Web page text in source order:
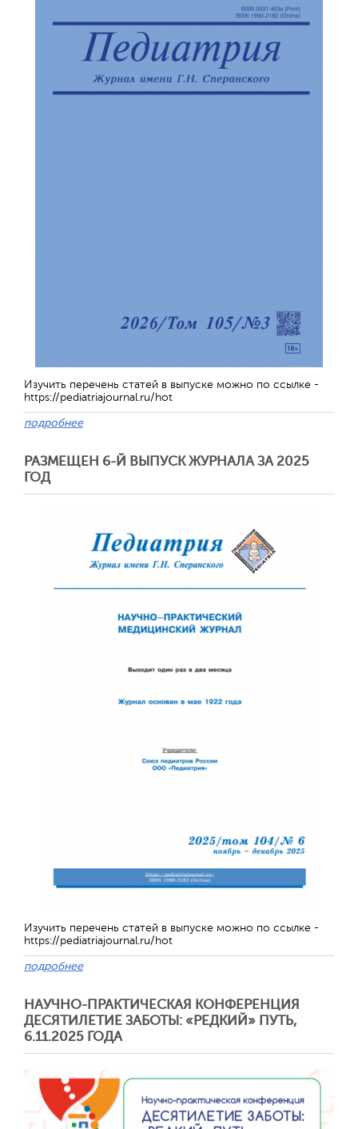
Изучить перечень статей в выпуске можно по ссылке -
https://pediatriajournal.ru/hot
подробнее
РАЗМЕЩЕН 6-Й ВЫПУСК ЖУРНАЛА ЗА 2025
ГОД
Изучить перечень статей в выпуске можно по ссылке -
https://pediatriajournal.ru/hot
подробнее
НАУЧНО-ПРАКТИЧЕСКАЯ КОНФЕРЕНЦИЯ
ДЕСЯТИЛЕТИЕ ЗАБОТЫ: «РЕДКИЙ» ПУТЬ,
6.11.2025 ГОДА